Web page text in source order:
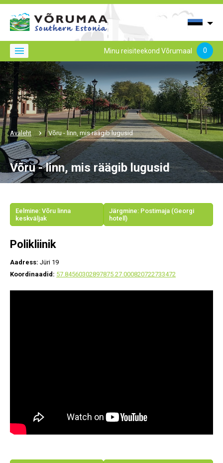
Minu reisiteekond Võrumaal 0
Avaleht Võru - linn, mis räägib lugusid
Võru - linn, mis räägib lugusid
Eelmine: Võru linna
keskväljak
Järgmine: Postimaja (Georgi
hotell)
Polikliinik
Aadress: Jüri 19
Koordinaadid: 57.84560302897875 27.000820722733472